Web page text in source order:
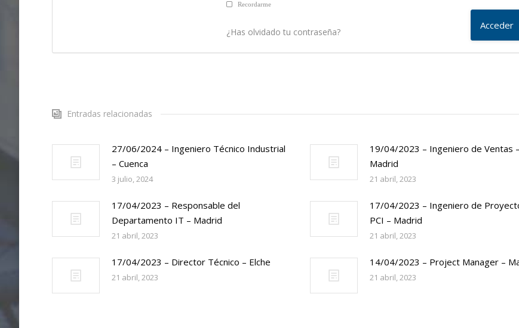
Recordarme
¿Has olvidado tu contraseña?
Entradas relacionadas
27/06/2024 – Ingeniero Técnico Industrial
– Cuenca
3 julio, 2024
19/04/2023 – Ingeniero de Ventas –
Madrid
21 abril, 2023
17/04/2023 – Responsable del
Departamento IT – Madrid
21 abril, 2023
17/04/2023 – Ingeniero de
PCI – Madrid
21 abril, 2023
17/04/2023 – Director Técnico – Elche
21 abril, 2023
14/04/2023 – Project Manager –
21 abril, 2023